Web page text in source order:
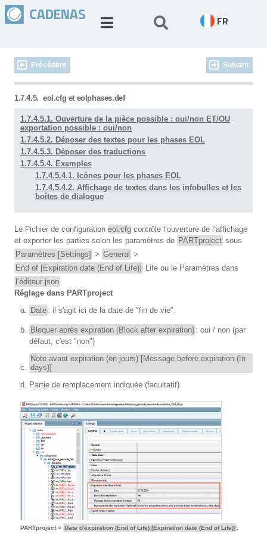
FR
Précédent Suivant
1.7.4.5. eol.cfg et eolphases.def
1.7.4.5.1. Ouverture de la pièce possible : oui/non ET/OU
exportation possible : oui/non
1.7.4.5.2. Déposer des textes pour les phases EOL
1.7.4.5.3. Déposer des traductions
1.7.4.5.4. Exemples
1.7.4.5.4.1. Icônes pour les phases EOL
1.7.4.5.4.2. Affichage de textes dans les infobulles et les
boîtes de dialogue
Le Fichier de configuration eol.cfg contrôle l’ouverture de l’affichage
et exporter les parties selon les paramètres de PARTproject sous
Paramètres [Settings] > General >
End of [Expiration date (End of Life)]
Life ou le Paramètres dans
l’éditeur json .
Réglage dans PARTproject
Date : il s'agit ici de la date de "fin de vie".
Bloquer après expiration [Block after expiration] : oui / non (par
défaut, c'est "non")
Note avant expiration (en jours) [Message before expiration (In
days)]
Partie de remplacement indiquée (facultatif)
PARTproject > Date d'expiration (End of Life) [Expiration date (End of Life)] :